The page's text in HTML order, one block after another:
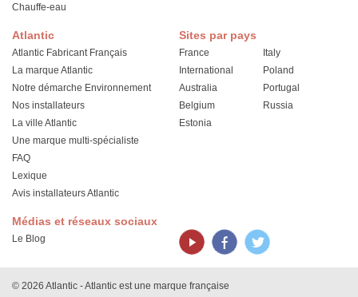
Atlantic
Atlantic Fabricant Français
La marque Atlantic
Notre démarche Environnement
Nos installateurs
La ville Atlantic
Une marque multi-spécialiste
FAQ
Lexique
Avis installateurs Atlantic
Chauffe-eau
Sites par pays
France
International
Australia
Belgium
Estonia
Italy
Poland
Portugal
Russia
Médias et réseaux sociaux
Le Blog
© 2026 Atlantic - Atlantic est une marque française